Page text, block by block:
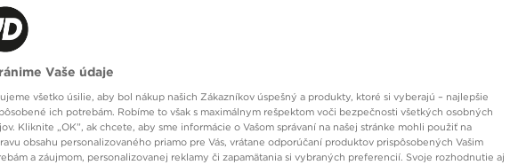
THE NORTH
BALANCED
Vaše údaje
všetko úsilie, aby bol nákup našich Zákazníkov úspešný a produkty, ktoré si vyberajú – najlepšie
ich potrebám. Robíme to však s maximálnym rešpektom voči bezpečnosti všetkých osobných
Kliknite „OK”, ak chcete, aby sme informácie o Vašom správaní na našej stránke mohli použiť na
obsahu personalizovaného priamo pre Vás, vrátane odporúčaní produktov prispôsobených Vašim
a záujmom, personalizovanej reklamy či zapamätania si vybraných preferencií. Svoje rozhodnutie aj